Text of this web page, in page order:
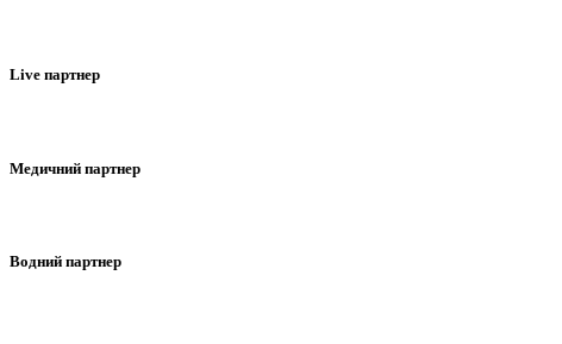
Live партнер
Медичний партнер
Водний партнер